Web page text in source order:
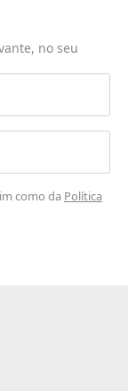
no seu
como da Política